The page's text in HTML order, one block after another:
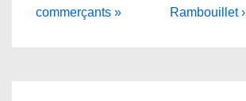
l’article
is
commerçants »
is
Rambouillet ›